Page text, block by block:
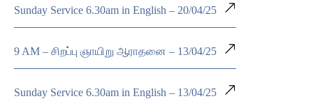
Sunday Service 6.30am in English – 20/04/25
9 AM – சிறப்பு ஞாயிறு ஆராதனை – 13/04/25
Sunday Service 6.30am in English – 13/04/25